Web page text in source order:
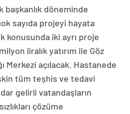
başkanlık döneminde
sayıda projeyi hayata
konusunda iki ayrı proje
liralık yatırım ile Göz
Merkezi açılacak. Hastanede
tüm teşhis ve tedavi
gelirli vatandaşların
çözüme